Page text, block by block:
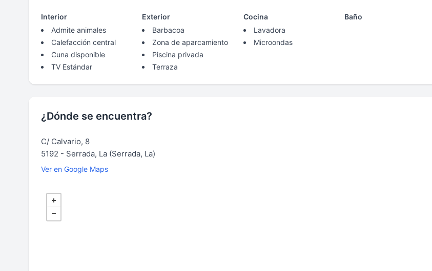
Interior
Admite animales
Calefacción central
Cuna disponible
TV Estándar
Exterior
Barbacoa
Zona de aparcamiento
Piscina privada
Terraza
Cocina
Lavadora
Microondas
Baño
¿Dónde se encuentra?
C/ Calvario, 8
5192 - Serrada, La (Serrada, La)
Ver en Google Maps